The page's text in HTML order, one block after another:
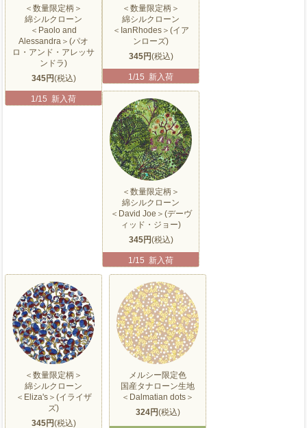
＜数量限定柄＞
綿シルクローン
＜Paolo and
Alessandra＞(パオ
ロ・アンド・アレッサ
ンドラ)
345円(税込)
1/15 新入荷
＜数量限定柄＞
綿シルクローン
＜IanRhodes＞(イア
ンローズ)
345円(税込)
1/15 新入荷
＜数量限定柄＞
綿シルクローン
＜David Joe＞(デーヴ
ィッド・ジョー)
345円(税込)
1/15 新入荷
＜数量限定柄＞
綿シルクローン
＜Eliza's＞(イライザ
ズ)
345円(税込)
メルシー限定色
国産タナローン生地
＜Dalmatian dots＞
324円(税込)